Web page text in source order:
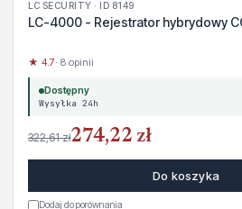
LC SECURITY · ID 8149
LC-4000 - Rejestrator hybrydowy
★ 4.7· 8 opinii
Dostępny
Wysyłka 24h
322,61 zł274,22 zł
Do koszyka
Dodaj do porównania